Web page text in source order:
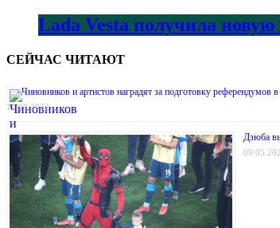
Lada Vesta получила
СЕЙЧАС ЧИТАЮТ
Чиновников и артистов наградят за подготовку
11.10.2022
Дзюба